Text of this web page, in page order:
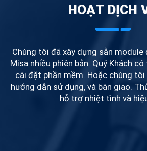
HOẠT DỊCH
Chúng tôi đã xây dựng sẵn
Misa nhiều phiên bản. Quý Khách
cài đặt phần mềm. Hoặc chúng
hướng dẫn sử dụng, và bàn giao.
hỗ trợ nhiệt tình và